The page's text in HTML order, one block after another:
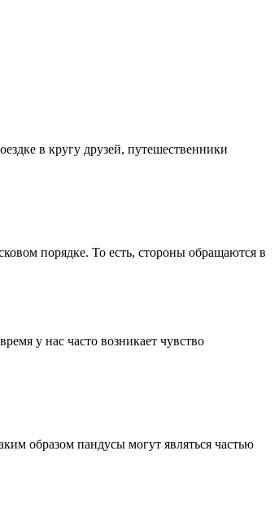
в кругу друзей, путешественники
порядке. То есть, стороны обращаются в
у нас часто возникает чувство
образом пандусы могут являться частью